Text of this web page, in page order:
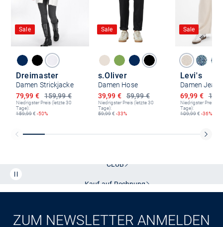
Sale
Dreimaster
Damen Strickjacke
159,99 €
Ermäßigter Preis
79,99 €
Niedrigster Preis (letzte 30
Tage):
159,99€ -50%
Sale
s.Oliver
Damen Hose
59,99 €
Ermäßigter Preis
39,99 €
Niedrigster Preis (letzte 30
Tage):
59,99€ -33%
Sale
Levi's
Ermäßigter
69,99 €
Niedrigster Preis
Tage):
109,99€ -36%
CLUB
Kauf auf Rechnung
ZUM NEWSLETTER ANMELDEN